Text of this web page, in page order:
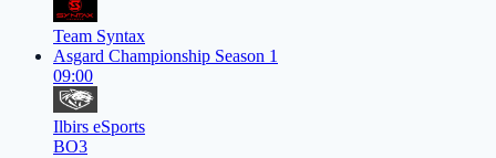
Team Syntax
Asgard Championship Season 1
09:00
Ilbirs eSports
BO3